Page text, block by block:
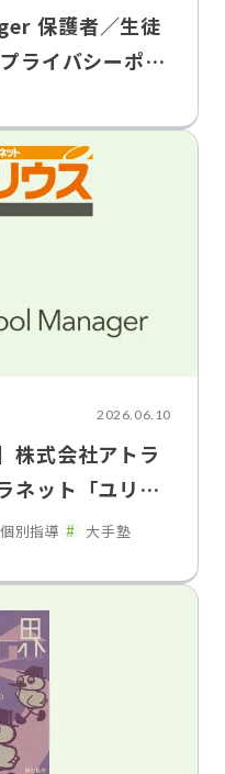
保護者／生徒
ライバシーポリ
2026.06.10
株式会社アトラ
ネット「ユリウ
玉の 一部教室で
運用開始
個別指導 大手塾